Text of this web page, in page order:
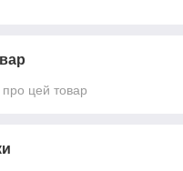
про цей товар